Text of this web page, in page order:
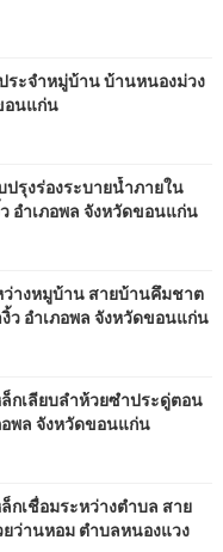
ระจำหมู่บ้าน บ้านหนองม่วง
อนแก่น
รุงร่องระบายน้ำภายใน
อำเภอพล จังหวัดขอนแก่น
ว่างหมูบ้าน สายบ้านคึมชาต
ว อำเภอพล จังหวัดขอนแก่น
กเลียบลำห้วยซำประดู่ตอน
อพล จังหวัดขอนแก่น
กเชื่อมระหว่างตำบล สาย
ว่านหอม ตำบลหนองแวง